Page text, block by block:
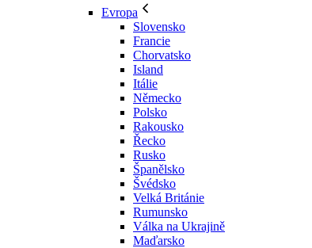
Evropa
Slovensko
Francie
Chorvatsko
Island
Itálie
Německo
Polsko
Rakousko
Řecko
Rusko
Španělsko
Švédsko
Velká Británie
Rumunsko
Válka na Ukrajině
Maďarsko